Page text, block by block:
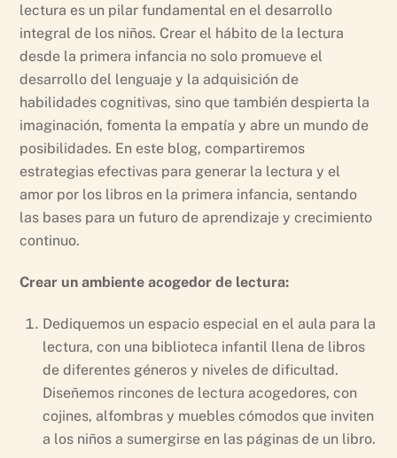
lectura es un pilar fundamental en el desarrollo
integral de los niños. Crear el hábito de la lectura
desde la primera infancia no solo promueve el
desarrollo del lenguaje y la adquisición de
habilidades cognitivas, sino que también despierta la
imaginación, fomenta la empatía y abre un mundo de
posibilidades. En este blog, compartiremos
estrategias efectivas para generar la lectura y el
amor por los libros en la primera infancia, sentando
las bases para un futuro de aprendizaje y crecimiento
continuo.
Crear un ambiente acogedor de lectura:
Dediquemos un espacio especial en el aula para la
lectura, con una biblioteca infantil llena de libros
de diferentes géneros y niveles de dificultad.
Diseñemos rincones de lectura acogedores, con
cojines, alfombras y muebles cómodos que inviten
a los niños a sumergirse en las páginas de un libro.